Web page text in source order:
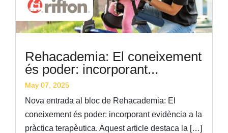
Rehacademia: El coneixement
és poder: incorporant...
May 07, 2025
Nova entrada al bloc de Rehacademia: El
coneixement és poder: incorporant evidència a la
pràctica terapèutica. Aquest article destaca la […]